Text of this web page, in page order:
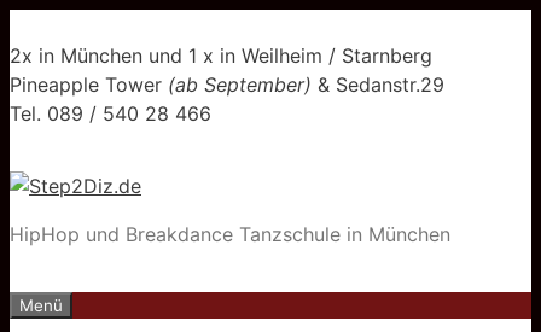
Inhalt
springen
2x in München und 1 x in Weilheim / Starnberg
Pineapple Tower (ab September) & Sedanstr.29
Tel. 089 / 540 28 466
HipHop und Breakdance Tanzschule in München
Menü